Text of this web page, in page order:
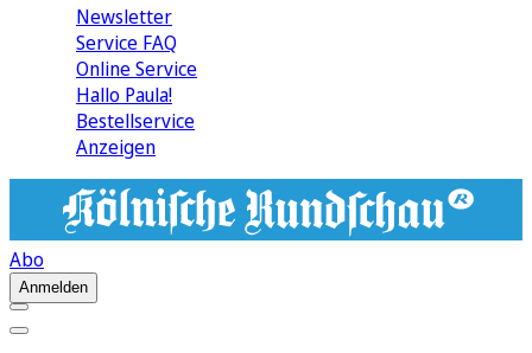
Newsletter
Service FAQ
Online Service
Hallo Paula!
Bestellservice
Anzeigen
Abo
Anmelden